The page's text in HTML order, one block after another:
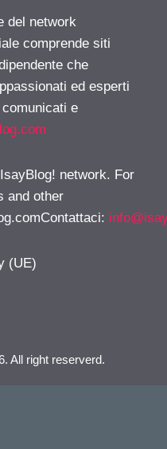
del network
comprende siti
che
ed esperti
e
network. For
and other
:
(UE)
All right reserverd.